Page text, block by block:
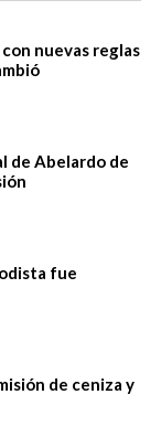
nuevas reglas
de Abelardo de
fue
de ceniza y